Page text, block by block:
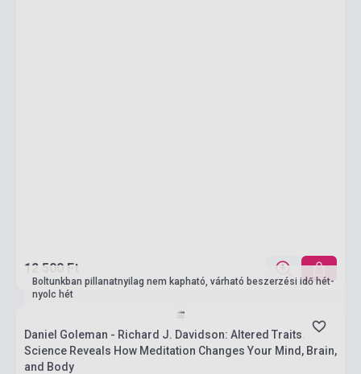
12 500 Ft
Boltunkban pillanatnyilag nem kapható, várható beszerzési idő hét-
nyolc hét
Daniel Goleman - Richard J. Davidson: Altered Traits:
Science Reveals How Meditation Changes Your Mind, Brain,
and Body